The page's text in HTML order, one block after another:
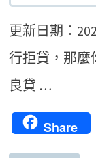
更新日期：
行拒貸，那麼
良貸 …
Share